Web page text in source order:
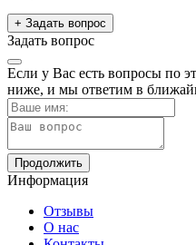
+ Задать вопрос
Задать вопрос
Если у Вас есть вопросы по
ниже, и мы ответим в
Продолжить
Информация
Отзывы
О нас